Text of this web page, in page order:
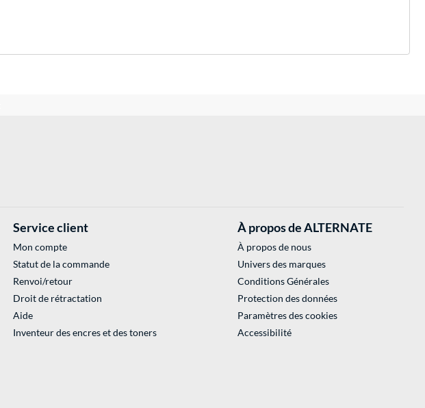
Service client
Mon compte
Statut de la commande
Renvoi/retour
Droit de rétractation
Aide
Inventeur des encres et des toners
À propos de ALTERNATE
À propos de nous
Univers des marques
Conditions Générales
Protection des données
Paramètres des cookies
Accessibilité